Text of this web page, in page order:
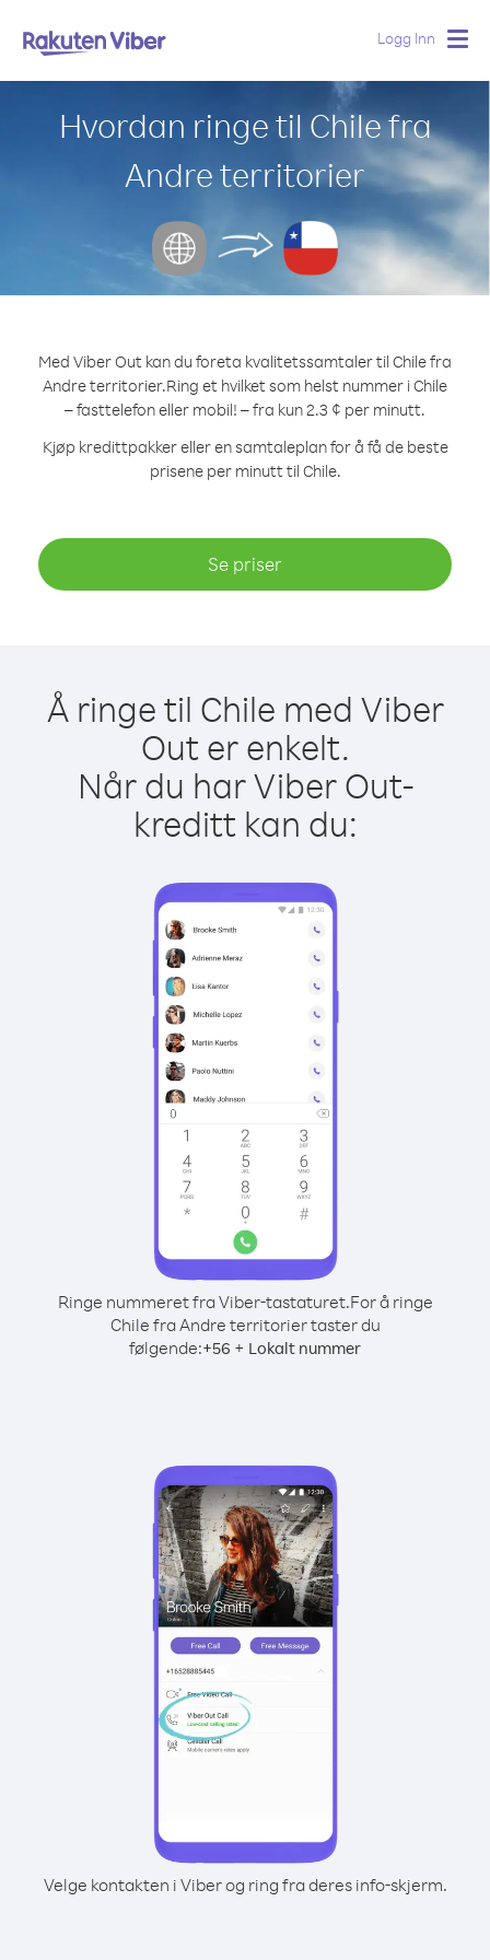
Logg Inn
Hvordan ringe til Chile fra
Andre territorier
Med Viber Out kan du foreta kvalitetssamtaler til Chile fra
Andre territorier.Ring et hvilket som helst nummer i Chile
– fasttelefon eller mobil! – fra kun 2.3 ¢ per minutt.
Kjøp kredittpakker eller en samtaleplan for å få de beste
prisene per minutt til Chile.
Se priser
Å ringe til Chile med Viber
Out er enkelt.
Når du har Viber Out-
kreditt kan du:
Ringe nummeret fra Viber-tastaturet.For å ringe
Chile fra Andre territorier taster du
følgende:+56 + Lokalt nummer
Velge kontakten i Viber og ring fra deres info-skjerm.